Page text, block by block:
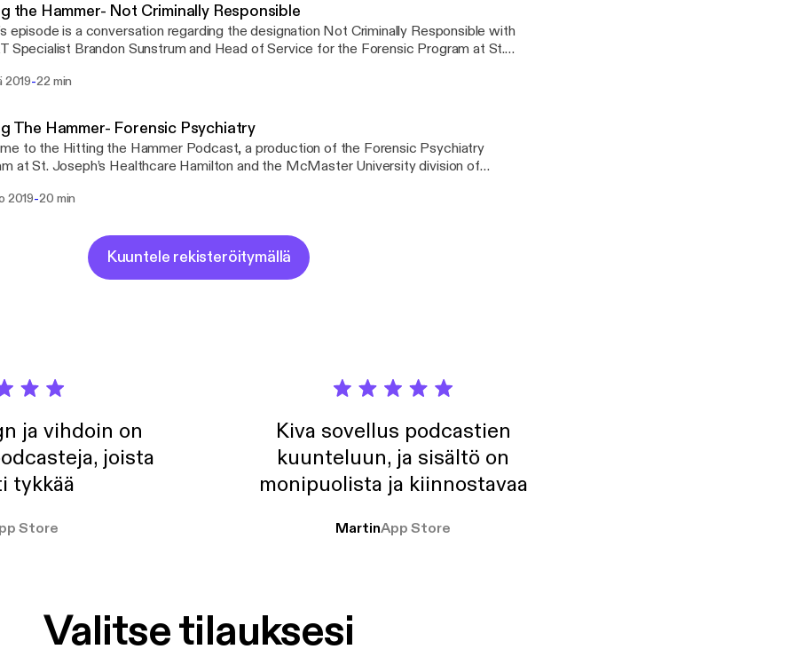
the Hammer- Not Criminally Responsible
episode is a conversation regarding the designation Not Criminally Responsible with
Specialist Brandon Sunstrum and Head of Service for the Forensic Program at St.
2019-22 min
The Hammer- Forensic Psychiatry
to the Hitting the Hammer Podcast, a production of the Forensic Psychiatry
at St. Joseph’s Healthcare Hamilton and the McMaster University division of
will be about Forensic Psychiatry and some general
2019-20 min
Kuuntele rekisteröitymällä
ja vihdoin on
joista
tykkää
Store
Kiva sovellus podcastien
kuunteluun, ja sisältö on
monipuolista ja kiinnostavaa
MartinApp Store
Valitse tilauksesi